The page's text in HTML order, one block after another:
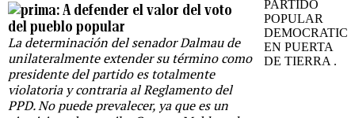
A defender el valor del voto
del pueblo popular
La determinación del senador Dalmau de
unilateralmente extender su término como
presidente del partido es totalmente
violatoria y contraria al Reglamento del
PPD. No puede prevalecer, ya que es un